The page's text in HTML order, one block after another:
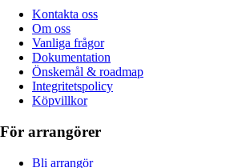
Kontakta oss
Om oss
Vanliga frågor
Dokumentation
Önskemål & roadmap
Integritetspolicy
Köpvillkor
För arrangörer
Bli arrangör